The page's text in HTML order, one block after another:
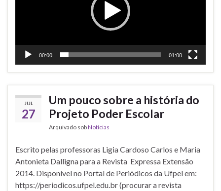
00:00 01:00
JUL
27
Um pouco sobre a história do
Projeto Poder Escolar
Arquivado sobNotícias
Escrito pelas professoras Ligia Cardoso Carlos e Maria
Antonieta Dalligna para a Revista Expressa Extensão
2014. Disponível no Portal de Periódicos da Ufpel em:
https://periodicos.ufpel.edu.br (procurar a revista